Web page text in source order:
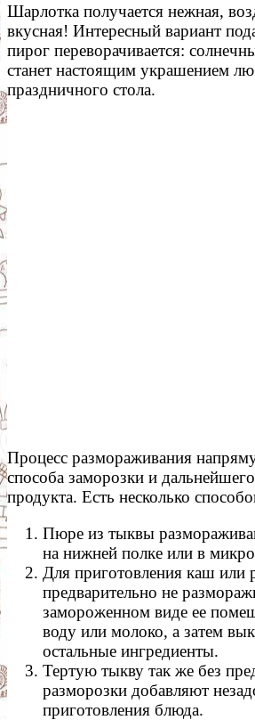
Шарлотка получается нежная,
вкусная! Интересный вариант
пирог переворачивается:
станет настоящим украшением
праздничного стола.
Процесс размораживания
способа заморозки и
продукта. Есть несколько
Пюре из тыквы
на нижней полке или в
Для приготовления каш или
предварительно не
замороженном виде ее
воду или молоко, а затем
остальные ингредиенты.
Тертую тыкву так же без
разморозки добавляют
приготовления блюда.